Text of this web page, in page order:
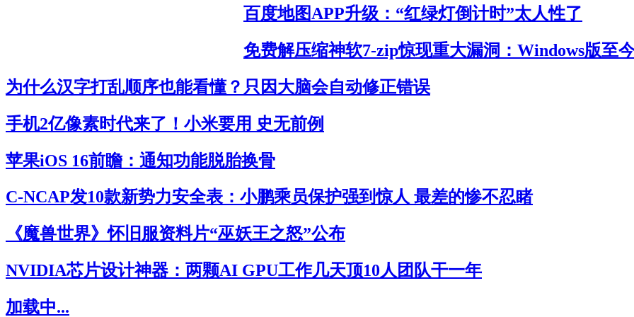
百度地图APP升级：“红绿灯倒计时”太人性了
免费解压缩神软7-zip惊现重大漏洞：Windows版至
为什么汉字打乱顺序也能看懂？只因大脑会自动修正错误
手机2亿像素时代来了！小米要用 史无前例
苹果iOS 16前瞻：通知功能脱胎换骨
C-NCAP发10款新势力安全表：小鹏乘员保护强到惊人 最差的惨不忍睹
《魔兽世界》怀旧服资料片“巫妖王之怒”公布
NVIDIA芯片设计神器：两颗AI GPU工作几天顶10人团队干一年
加载中...